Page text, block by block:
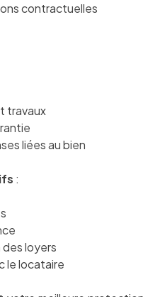
contractuelles
travaux
liées au bien
:
loyers
le locataire